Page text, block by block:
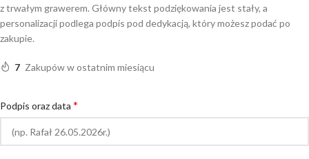
z trwałym grawerem. Główny tekst podziękowania jest stały, a
personalizacji podlega podpis pod dedykacją, który możesz podać po
zakupie.
7 Zakupów w ostatnim miesiącu
Podpis oraz data *